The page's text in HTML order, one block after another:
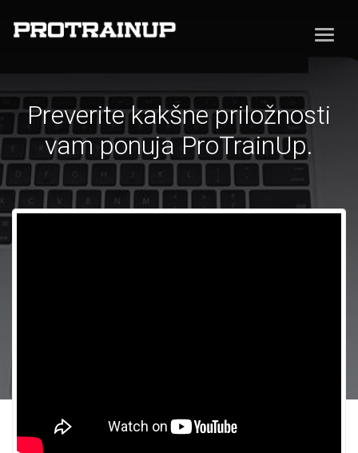
Preverite kakšne priložnosti
vam ponuja ProTrainUp.